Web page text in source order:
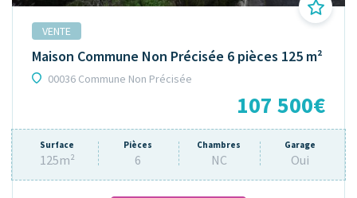
VENTE
Maison Commune Non Précisée 6 pièces 125 m²
00036 Commune Non Précisée
107 500€
Surface
125m²
Pièces
6
Chambres
NC
Garage
Oui